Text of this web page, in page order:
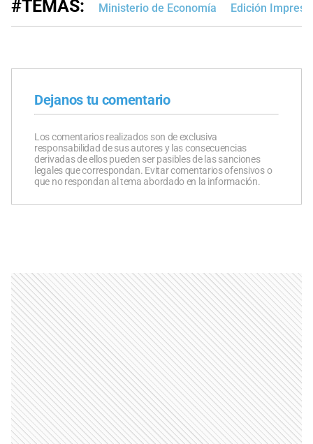
#TEMAS: Ministerio de Economía Edición Impresa
Dejanos tu comentario
Los comentarios realizados son de exclusiva
responsabilidad de sus autores y las consecuencias
derivadas de ellos pueden ser pasibles de las sanciones
legales que correspondan. Evitar comentarios ofensivos o
que no respondan al tema abordado en la información.